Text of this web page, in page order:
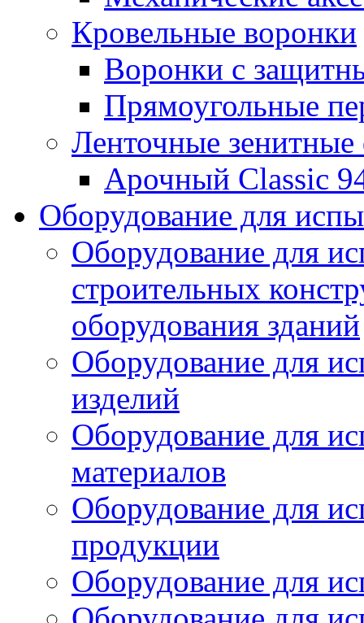
Кровельные воронки
Воронки с
Прямоугольные
Ленточные
Арочный Classic
Оборудование для
Оборудование для
строительных
оборудования зданий
Оборудование для
изделий
Оборудование для
материалов
Оборудование для
продукции
Оборудование для